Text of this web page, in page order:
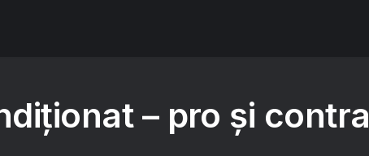
– pro și contra